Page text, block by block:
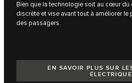
Bien que la technologie soit au cœur du
discrète et vise avant tout à améliorer
des passagers.
EN SAVOIR PLUS SUR
ÉLECTRIQUE